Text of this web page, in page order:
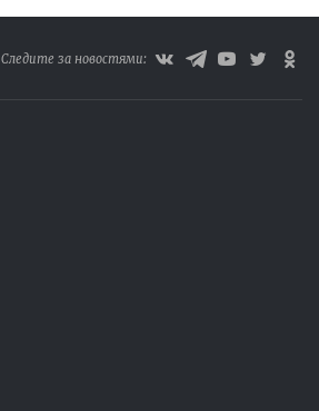
Следите за новостями: